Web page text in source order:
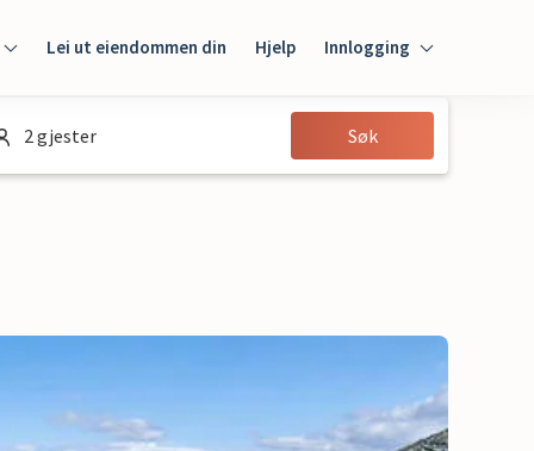
Lei ut eiendommen din Hjelp Innlogging
Innlogging
Gjest
2 gjester Søk